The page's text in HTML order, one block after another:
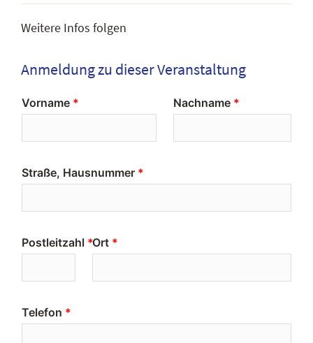
Weitere Infos folgen
Anmeldung zu dieser Veranstaltung
Vorname Nachname
Straße, Hausnummer
Postleitzahl Ort
Telefon